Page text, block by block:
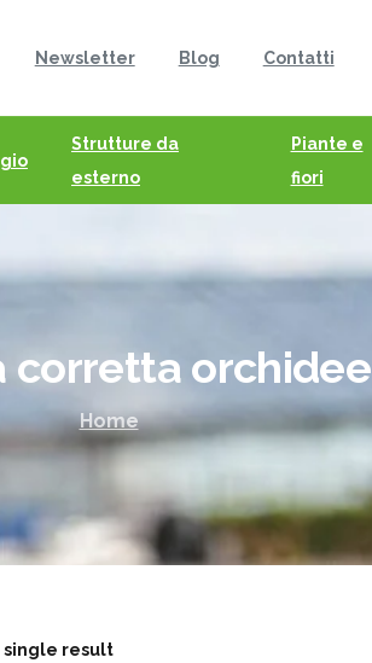
Newsletter Blog Contatti
Strutture da
esterno
Piante e
fiori
corretta orchidee
Home
single result